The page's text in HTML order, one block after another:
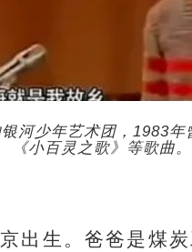
河少年艺术团，1983
《小百灵之歌》等歌曲
生。爸爸是煤炭